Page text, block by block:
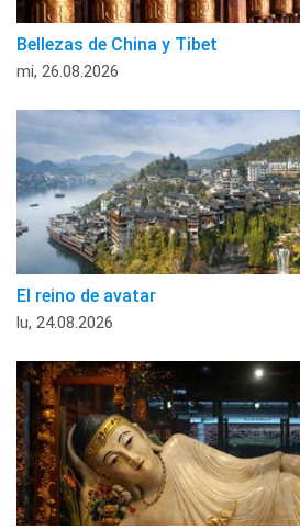
Bellezas de China y Tibet
mi, 26.08.2026
El reino de avatar
lu, 24.08.2026